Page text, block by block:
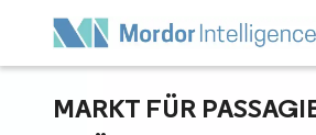
MARKT FÜR